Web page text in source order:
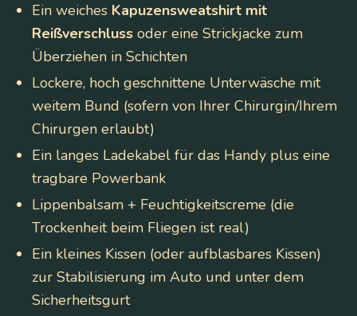
Ein weiches Kapuzensweatshirt mit
Reißverschluss oder eine Strickjacke zum
Überziehen in Schichten
Lockere, hoch geschnittene Unterwäsche mit
weitem Bund (sofern von Ihrer Chirurgin/Ihrem
Chirurgen erlaubt)
Ein langes Ladekabel für das Handy plus eine
tragbare Powerbank
Lippenbalsam + Feuchtigkeitscreme (die
Trockenheit beim Fliegen ist real)
Ein kleines Kissen (oder aufblasbares Kissen)
zur Stabilisierung im Auto und unter dem
Sicherheitsgurt